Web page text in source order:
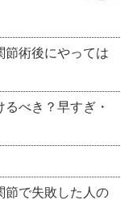
術後にやっては
べき？早すぎ・
で失敗した人の